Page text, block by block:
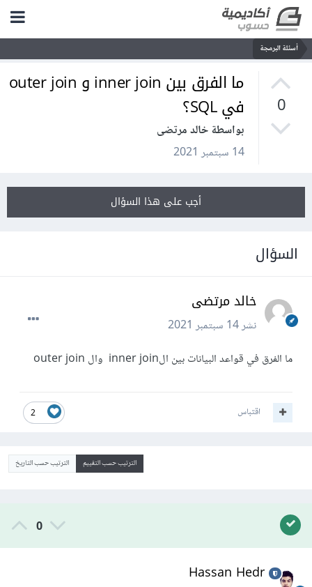
أسئلة البرمجة
0
ما الفرق بين inner join و outer join
في SQL؟
بواسطة خالد مرتضى
14 سبتمبر 2021
أجب على هذا السؤال
السؤال
خالد مرتضى
نشر14 سبتمبر 2021
ما الفرق في قواعد البيانات بين الinner join وال outer join
2 اقتباس
الترتيب حسب التقييم الترتيب حسب التاريخ
0
Hassan Hedr